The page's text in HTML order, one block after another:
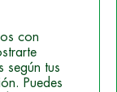
con
según tus
Puedes